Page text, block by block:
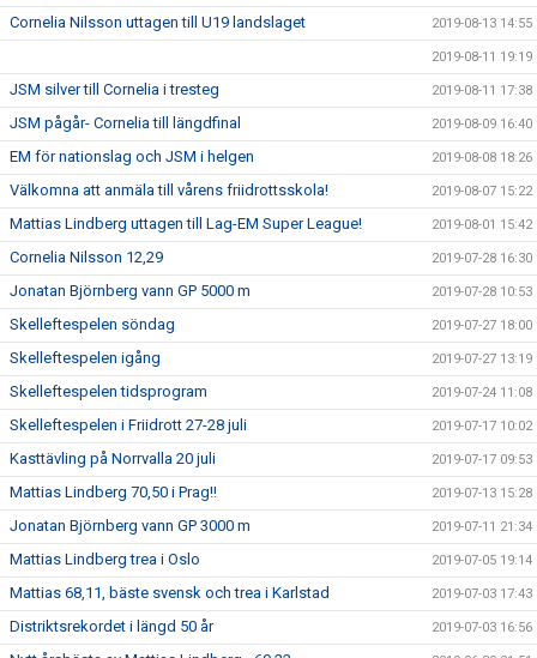
Cornelia Nilsson uttagen till U19 landslaget 2019-08-13 14:55
2019-08-11 19:19
JSM silver till Cornelia i tresteg 2019-08-11 17:38
JSM pågår- Cornelia till längdfinal 2019-08-09 16:40
EM för nationslag och JSM i helgen 2019-08-08 18:26
Välkomna att anmäla till vårens friidrottsskola! 2019-08-07 15:22
Mattias Lindberg uttagen till Lag-EM Super League! 2019-08-01 15:42
Cornelia Nilsson 12,29 2019-07-28 16:30
Jonatan Björnberg vann GP 5000 m 2019-07-28 10:53
Skelleftespelen söndag 2019-07-27 18:00
Skelleftespelen igång 2019-07-27 13:19
Skelleftespelen tidsprogram 2019-07-24 11:08
Skelleftespelen i Friidrott 27-28 juli 2019-07-17 10:02
Kasttävling på Norrvalla 20 juli 2019-07-17 09:53
Mattias Lindberg 70,50 i Prag!! 2019-07-13 15:28
Jonatan Björnberg vann GP 3000 m 2019-07-11 21:34
Mattias Lindberg trea i Oslo 2019-07-05 19:14
Mattias 68,11, bäste svensk och trea i Karlstad 2019-07-03 17:43
Distriktsrekordet i längd 50 år 2019-07-03 16:56